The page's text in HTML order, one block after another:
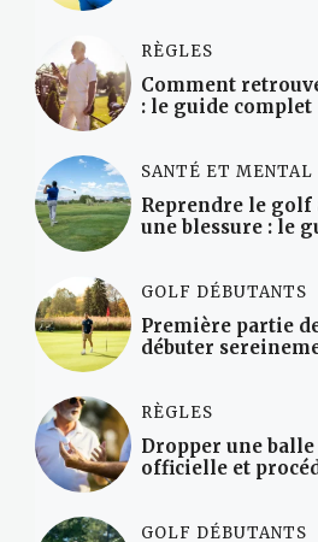
RÈGLES
Comment
: le guide complet
SANTÉ ET MENTAL
Reprendre le golf
une blessure : le
GOLF DÉBUTANTS
Première partie
débuter
RÈGLES
Dropper une
officielle et
GOLF DÉBUTANTS